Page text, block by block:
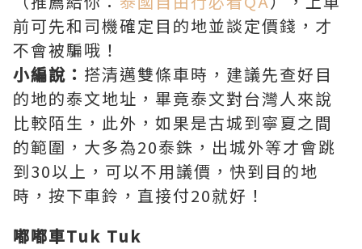
前可先和司機確定目的地並談定價錢，才
不會被騙哦！
小編說： 搭清邁雙條車時，建議先查好目
的地的泰文地址，畢竟泰文對台灣人來說
比較陌生，此外，如果是古城到寧夏之間
的範圍，大多為20泰銖，出城外等才會跳
到30以上，可以不用議價，快到目的地
時，按下車鈴，直接付20就好！
嘟嘟車Tuk Tuk